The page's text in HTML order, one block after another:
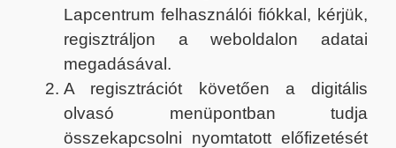
Lapcentrum felhasználói fiókkal, kérjük,
regisztráljon a weboldalon adatai
megadásával.
A regisztrációt követően a digitális
olvasó menüpontban tudja
összekapcsolni nyomtatott előfizetését